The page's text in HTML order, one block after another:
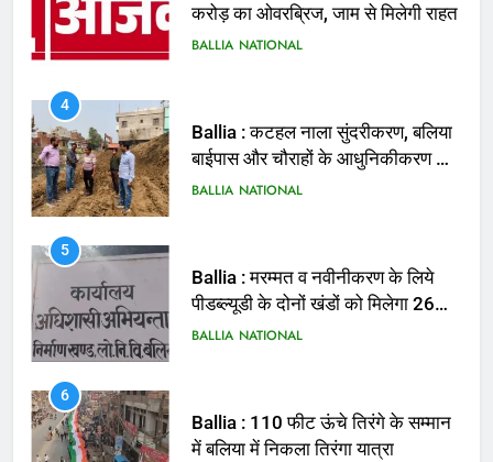
करोड़ का ओवरब्रिज, जाम से मिलेगी राहत
BALLIA NATIONAL
4
Ballia : कटहल नाला सुंदरीकरण, बलिया
बाईपास और चौराहों के आधुनिकीकरण की
तैयारी तेज
BALLIA NATIONAL
5
Ballia : मरम्मत व नवीनीकरण के लिये
पीडब्ल्यूडी के दोनों खंडों को मिलेगा 26
करोड़
BALLIA NATIONAL
6
Ballia : 110 फीट ऊंचे तिरंगे के सम्मान
में बलिया में निकला तिरंगा यात्रा